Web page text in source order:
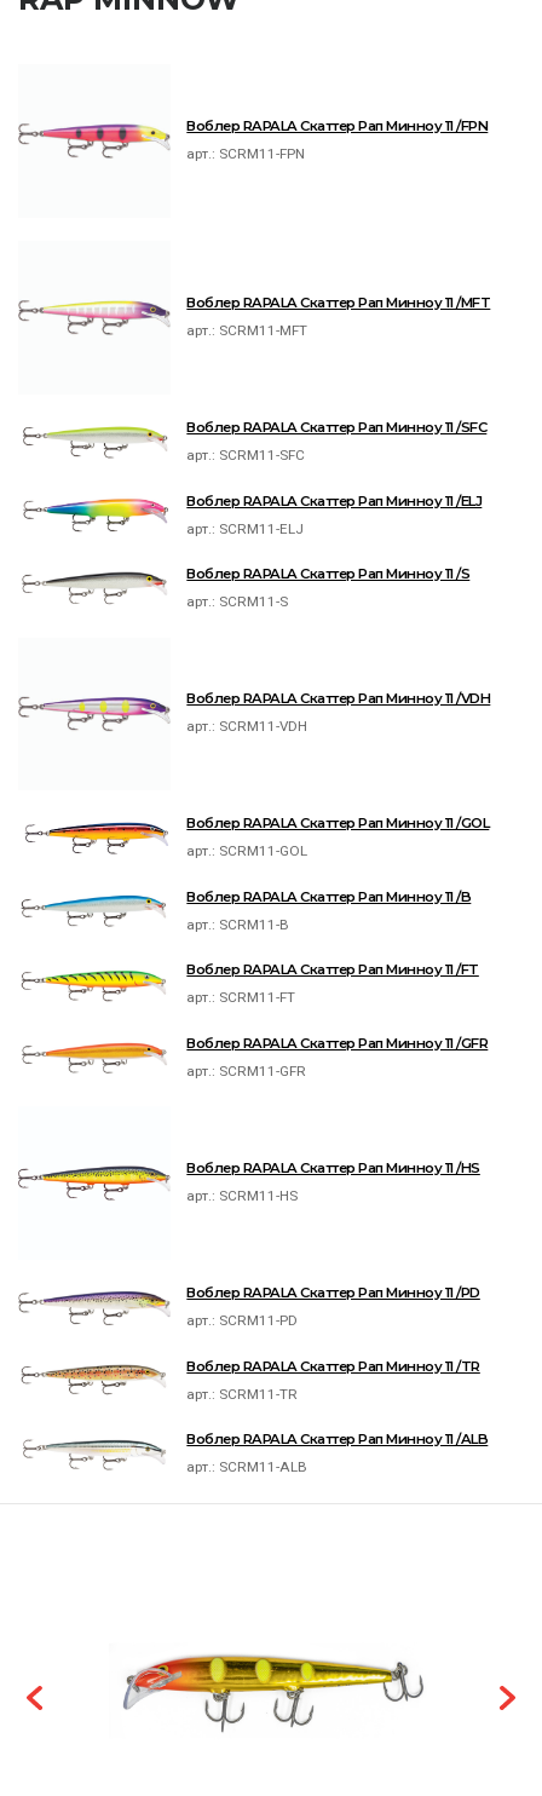
Воблер RAPALA Скаттер Рап Минноу 11 /FPN
арт.: SCRM11-FPN
Воблер RAPALA Скаттер Рап Минноу 11 /MFT
арт.: SCRM11-MFT
Воблер RAPALA Скаттер Рап Минноу 11 /SFC
арт.: SCRM11-SFC
Воблер RAPALA Скаттер Рап Минноу 11 /ELJ
арт.: SCRM11-ELJ
Воблер RAPALA Скаттер Рап Минноу 11 /S
арт.: SCRM11-S
Воблер RAPALA Скаттер Рап Минноу 11 /VDH
арт.: SCRM11-VDH
Воблер RAPALA Скаттер Рап Минноу 11 /GOL
арт.: SCRM11-GOL
Воблер RAPALA Скаттер Рап Минноу 11 /B
арт.: SCRM11-B
Воблер RAPALA Скаттер Рап Минноу 11 /FT
арт.: SCRM11-FT
Воблер RAPALA Скаттер Рап Минноу 11 /GFR
арт.: SCRM11-GFR
Воблер RAPALA Скаттер Рап Минноу 11 /HS
арт.: SCRM11-HS
Воблер RAPALA Скаттер Рап Минноу 11 /PD
арт.: SCRM11-PD
Воблер RAPALA Скаттер Рап Минноу 11 /TR
арт.: SCRM11-TR
Воблер RAPALA Скаттер Рап Минноу 11 /ALB
арт.: SCRM11-ALB